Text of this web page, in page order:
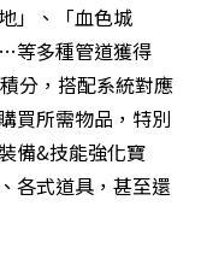
」、「血色城
等多種管道獲得
分，搭配系統對應
買所需物品，特別
備&技能強化寶
各式道具，甚至還